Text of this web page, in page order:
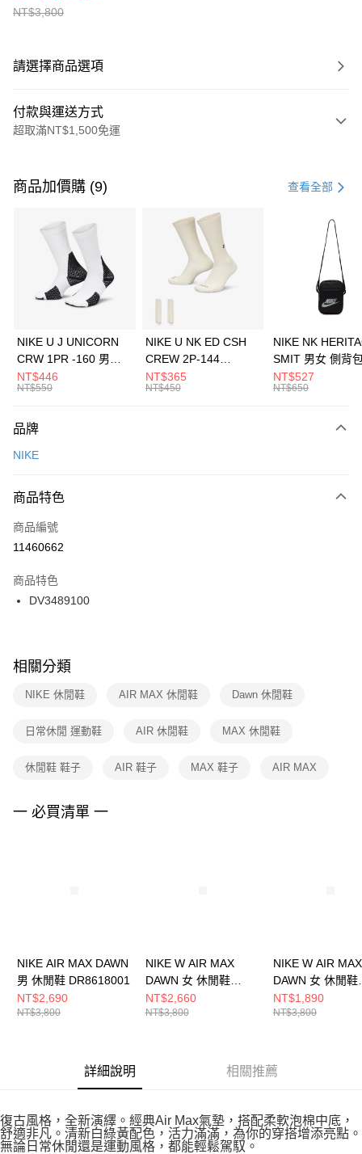
NT$3,800
請選擇商品選項
付款與運送方式
超取滿NT$1,500免運
信用卡一次付款
3 期 0 利率 每期 21家銀行
合作金庫商業銀行
第一商業銀行
華南商業銀行
彰化商業銀行
上海商業儲蓄銀行
元大商業銀行
台灣樂天信用卡公司
Apple Pay
全盈+PAY
AFTEE先享後付
【關於「AFTEE先享後付」】
便利好安心！
３．安心：先確認商品／服務後，再付款。
【「AFTEE先享後付」結帳流程】
１．於結帳方式選擇「AFTEE先享後付」後，將跳轉至「AFTEE先享後付」
２．訂單成立數日內，您將收到繳費通知簡訊。
３．收到繳費通知簡訊後14天內，點擊此簡訊中的連結，可透過四大超商／
ATM／網路銀行／等多元方式進行付款，方視為交易完成。
※ 交易是否成功請以「AFTEE先享後付 」之結帳頁面顯示為準，若有關於
是否繳費成功／繳費後需取消欲退款等相關疑問，請聯繫「AFTEE先享後付
客戶支援中心」
https://netprotections.freshdesk.com/support/home
１．透過由恩沛科技股份有限公司提供之「AFTEE先享後付」服務完成之交
權轉讓予恩沛科技股份有限公司。
３．未成年的使用者請事先徵得法定代理人或監護人之同意方可使用
「AFTEE先享後付」，若未經同意申辦者引起之損失，本公司不負相關責
運送方式
每筆NT$100，滿NT$1,500(含以上)免運費
宅配
每筆NT$100，滿NT$1,500(含以上)免運費
付款後門市自取
每筆NT$100，滿NT$1,500(含以上)免運費
商品加價購 (9) 查看全部
NIKE U J UNICORN
CRW 1PR -160 男女
中統襪 FZ3393100
NT$446
NT$550
NIKE U NK ED CSH
CREW 2P-144
EMBRDY 男女 短統襪
FZ3073133
NT$365
NT$450
NIKE NK
SMIT 男女 側背
BA5871010
NT$527
NT$650
品牌
NIKE
商品特色
商品編號
11460662
商品特色
DV3489100
相關分類
NIKE 休閒鞋 AIR MAX 休閒鞋 Dawn 休閒鞋
日常休閒 運動鞋 AIR 休閒鞋 MAX 休閒鞋
休閒鞋 鞋子 AIR 鞋子 MAX 鞋子 AIR MAX
一 必買清單 一
NIKE AIR MAX DAWN
男 休閒鞋 DR8618001
NT$2,690
NT$3,800
NIKE W AIR MAX
DAWN 女 休閒鞋
DM8261001
NT$2,660
NT$3,800
NIKE W AIR MAX
DAWN 女 休閒鞋
DQ5016100
NT$1,890
NT$3,800
詳細說明 相關推薦
復古風格，全新演繹。經典Air Max氣墊，搭配柔軟泡棉中底，
舒適非凡。清新白綠黃配色，活力滿滿，為你的穿搭增添亮點。
無論日常休閒還是運動風格，都能輕鬆駕馭。